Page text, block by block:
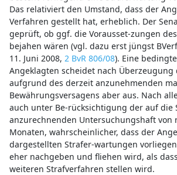
Das relativiert den Umstand, dass der
Verfahren gestellt hat, erheblich. Der
geprüft, ob ggf. die Vorausset-zungen des
bejahen wären (vgl. dazu erst jüngst
11. Juni 2008, 2 BvR 806/08). Eine
Angeklagten scheidet nach Überzeugung
aufgrund des derzeit anzunehmenden
Bewährungsversagens aber aus. Nach
auch unter Be-rücksichtigung der auf die
anzurechnenden Untersuchungshaft von
Monaten, wahrscheinlicher, dass der
dargestellten Strafer-wartungen
eher nachgeben und fliehen wird, als
weiteren Strafverfahren stellen wird.